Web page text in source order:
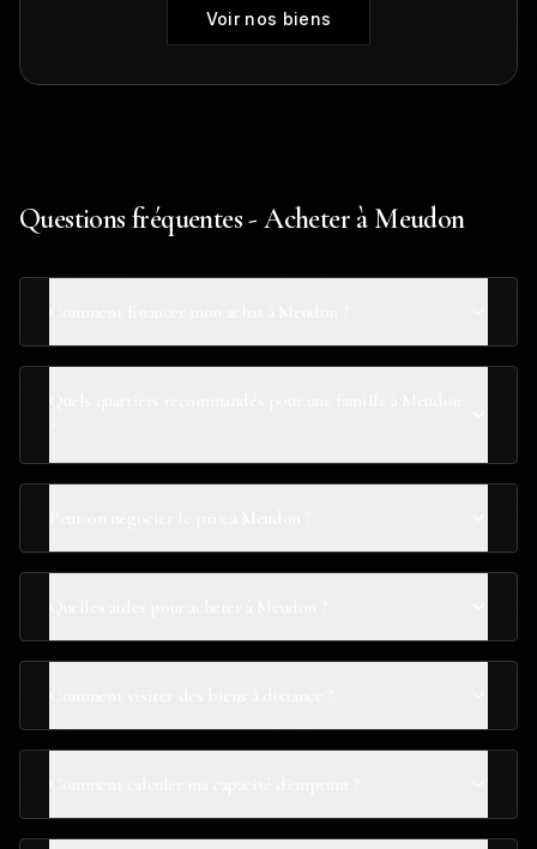
Voir nos biens
Questions fréquentes - Acheter à Meudon